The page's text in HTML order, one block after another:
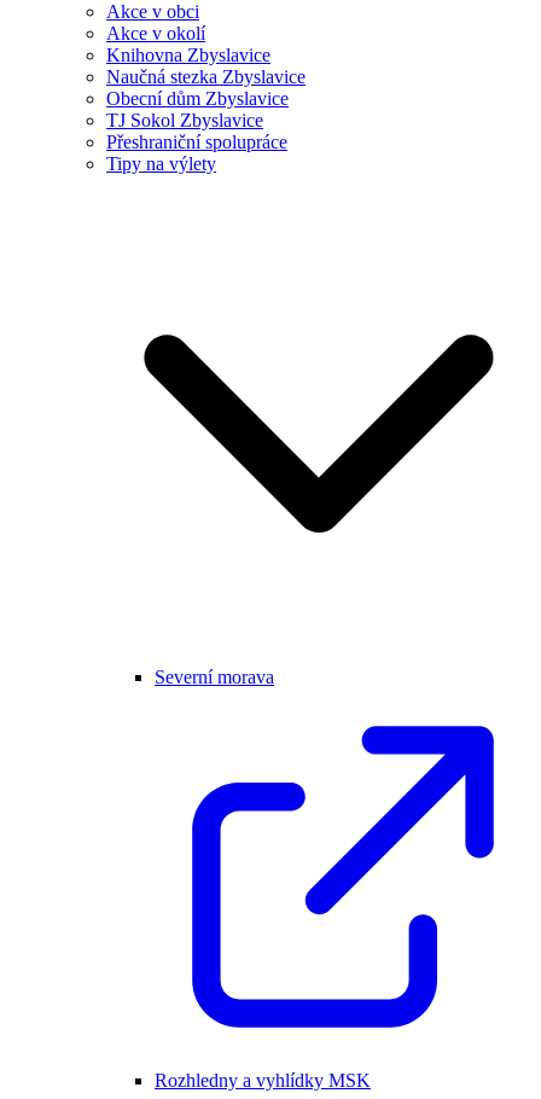
Akce v obci
Akce v okolí
Knihovna Zbyslavice
Naučná stezka Zbyslavice
Obecní dům Zbyslavice
TJ Sokol Zbyslavice
Přeshraniční spolupráce
Tipy na výlety
Severní morava
Rozhledny a vyhlídky MSK